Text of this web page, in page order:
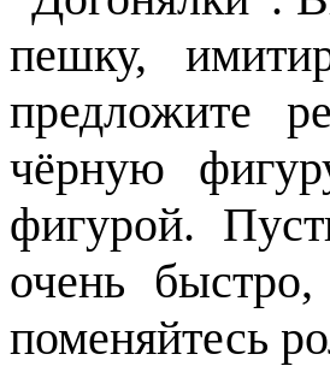
пешку,
предложите
чёрную
фигурой.
очень
поменяйтесь